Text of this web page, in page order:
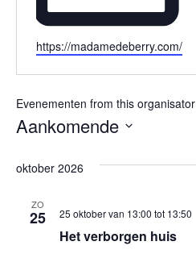
Website
https://madamedeberry.com/
Evenementen from this organisator
Aankomende
datum.
oktober 2026
ZO
25
Het verborgen huis
25 oktober van 13:00 tot 13:50